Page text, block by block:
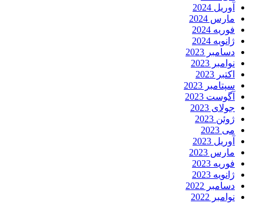
آوریل 2024
مارس 2024
فوریه 2024
ژانویه 2024
دسامبر 2023
نوامبر 2023
اکتبر 2023
سپتامبر 2023
آگوست 2023
جولای 2023
ژوئن 2023
می 2023
آوریل 2023
مارس 2023
فوریه 2023
ژانویه 2023
دسامبر 2022
نوامبر 2022